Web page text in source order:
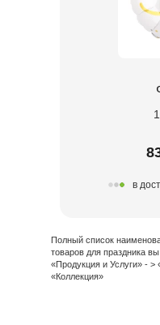
в
Полный список
товаров для праздника
«Продукция и Услуги» -
«Коллекция»